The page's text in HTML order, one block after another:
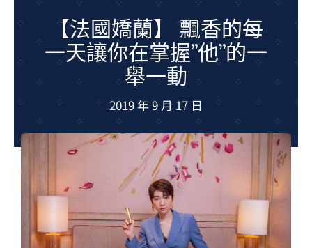
生活美學
室內設計
夢想TV
GCU大賽
夢想購物
【法國嬌蘭】 飄香的每
一天讓你在掌握”他”的一
舉一動
2019 年 9 月 17 日